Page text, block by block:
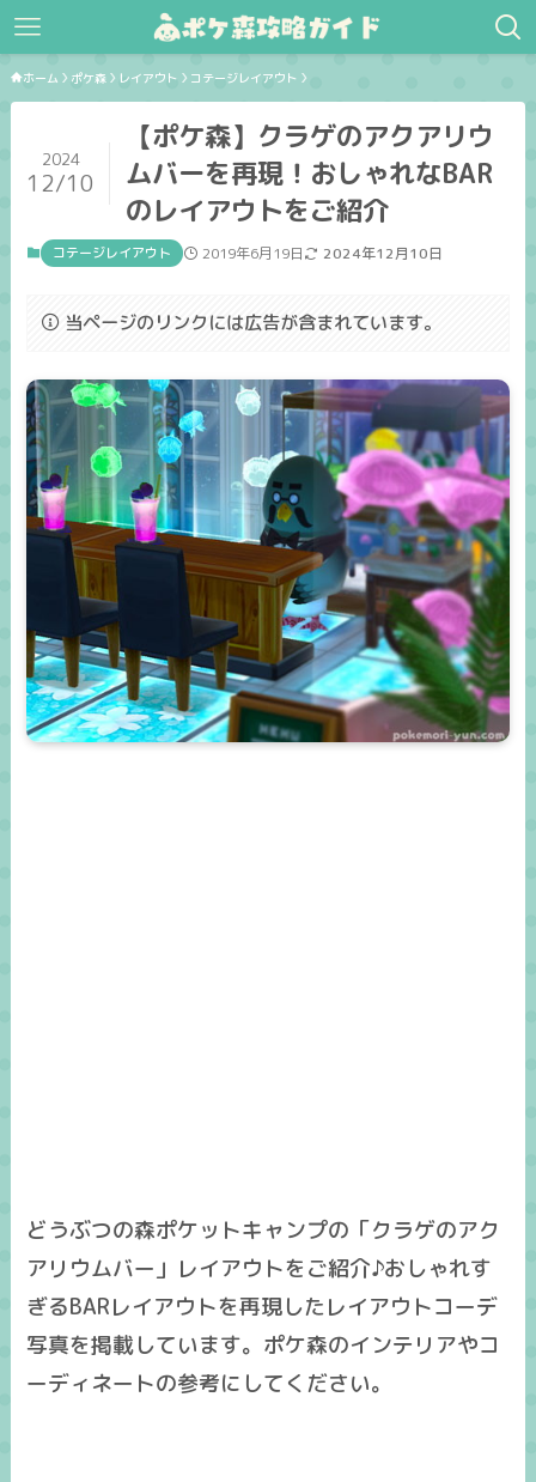
ホーム ポケ森 レイアウト コテージレイアウト
【ポケ森】クラゲのアクアリウ
ムバーを再現！おしゃれなBAR
のレイアウトをご紹介
2024
12/10
コテージレイアウト 2019年6月19日 2024年12月10日
当ページのリンクには広告が含まれています。
どうぶつの森ポケットキャンプの「クラゲのアク
アリウムバー」レイアウトをご紹介♪おしゃれす
ぎるBARレイアウトを再現したレイアウトコーデ
写真を掲載しています。ポケ森のインテリアやコ
ーディネートの参考にしてください。